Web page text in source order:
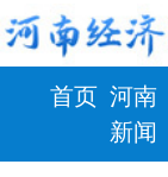
首页 河南
新闻
财政 健康